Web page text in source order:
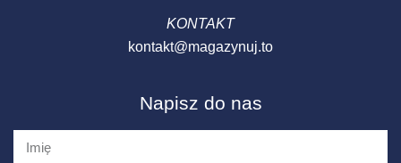
KONTAKT
kontakt@magazynuj.to
Napisz do nas